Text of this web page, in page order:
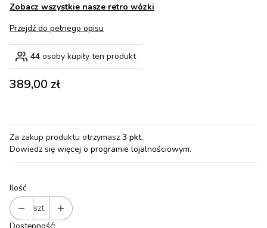
Zobacz wszystkie nasze retro wózki
Przejdź do pełnego opisu
44 osoby kupiły ten produkt
Cena
389,00 zł
Za zakup produktu otrzymasz 3 pkt.
Dowiedz się więcej o programie lojalnościowym.
Ilość
szt.